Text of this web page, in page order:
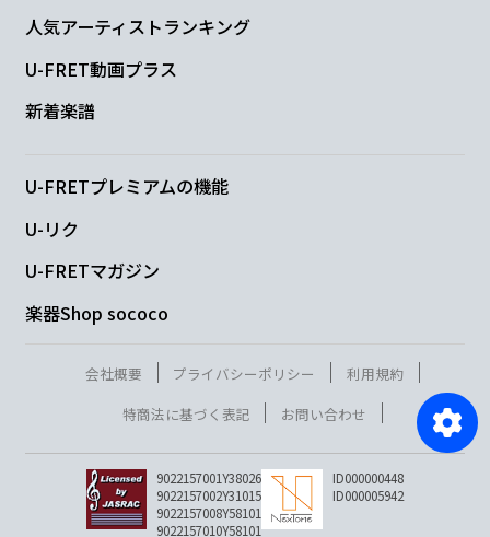
人気アーティストランキング
U-FRET動画プラス
新着楽譜
U-FRETプレミアムの機能
U-リク
U-FRETマガジン
楽器Shop sococo
会社概要 プライバシーポリシー
利用規約
特商法に基づく表記
お問い合わせ
9022157001Y38026
9022157002Y31015
9022157008Y58101
9022157010Y58101
ID000000448
ID000005942